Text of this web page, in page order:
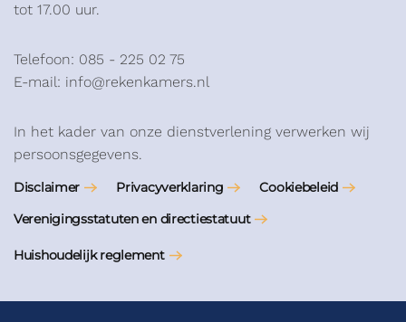
tot 17.00 uur.
Telefoon: 085 - 225 02 75
E-mail: info@rekenkamers.nl
In het kader van onze dienstverlening verwerken wij
persoonsgegevens.
Disclaimer Privacyverklaring
Cookiebeleid
Verenigingsstatuten en directiestatuut
Huishoudelijk reglement